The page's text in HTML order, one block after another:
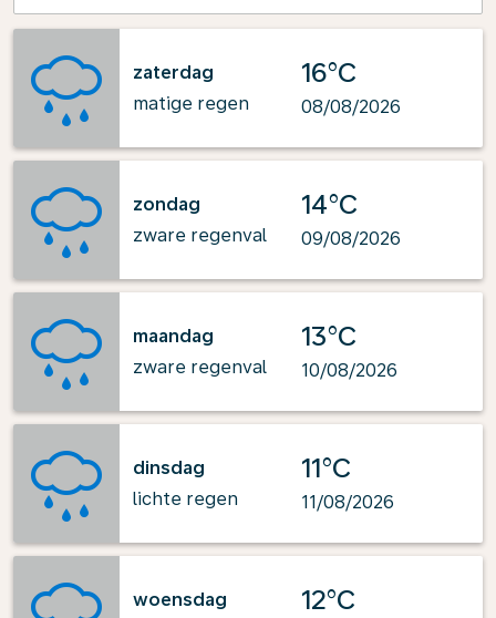
zaterdag
matige regen
16°C
08/08/2026
zondag
zware regenval
14°C
09/08/2026
maandag
zware regenval
13°C
10/08/2026
dinsdag
lichte regen
11°C
11/08/2026
woensdag
12°C